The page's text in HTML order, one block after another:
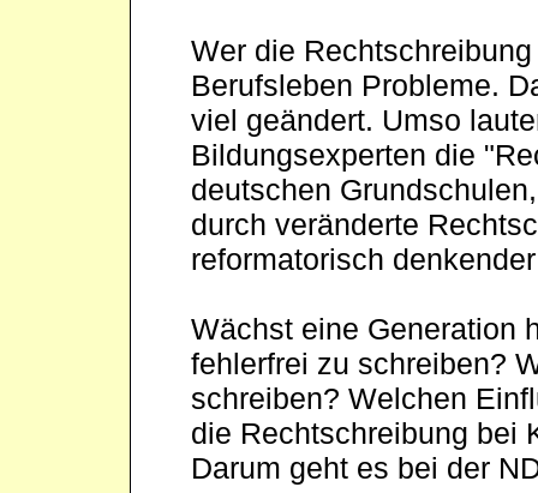
Wer die
Berufsleben Probleme.
viel geändert. Umso
Bildungsexperten die
deutschen
durch veränderte
reformatorisch
Wächst eine Generation
fehlerfrei zu schreiben?
schreiben? Welchen
die Rechtschreibung bei
Darum geht es bei der